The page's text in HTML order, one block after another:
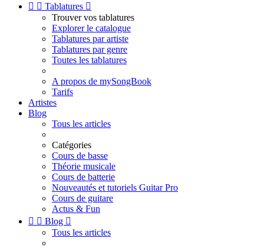
  Tablatures 
Trouver vos tablatures
Explorer le catalogue
Tablatures par artiste
Tablatures par genre
Toutes les tablatures
A propos de mySongBook
Tarifs
Artistes
Blog
Tous les articles
Catégories
Cours de basse
Théorie musicale
Cours de batterie
Nouveautés et tutoriels Guitar Pro
Cours de guitare
Actus & Fun
  Blog 
Tous les articles